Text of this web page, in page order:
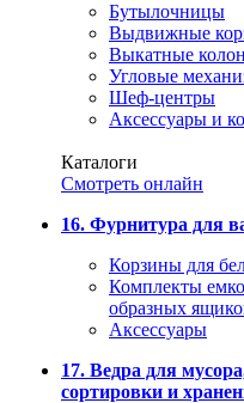
Бутылочницы
Выдвижные
Выкатные
Угловые
Шеф-центры
Аксессуары и
Каталоги
Смотреть онлайн
16. Фурнитура для
Корзины для
Комплекты
образных
Аксессуары
17. Ведра для
сортировки и